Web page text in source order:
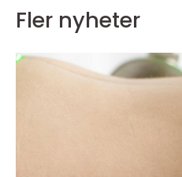
Fler nyheter